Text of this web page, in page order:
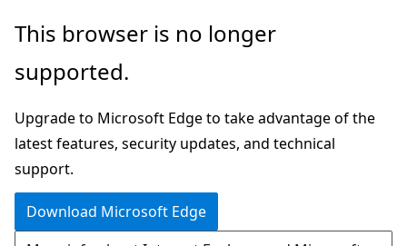
Skip
main
Skip
Ask
chat
experience
This browser is no longer
supported.
Upgrade to Microsoft Edge to take advantage of the
latest features, security updates, and technical
support.
Download Microsoft Edge